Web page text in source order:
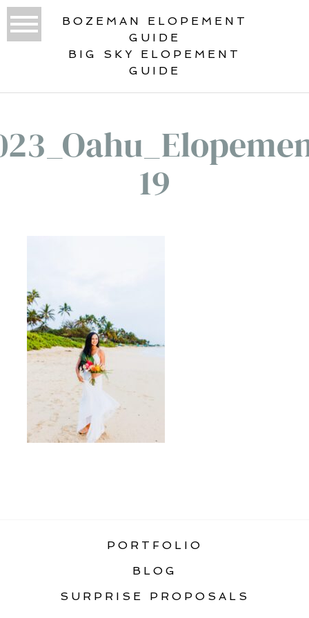
BOZEMAN ELOPEMENT
GUIDE
BIG SKY ELOPEMENT
GUIDE
19
PORTFOLIO
BLOG
SURPRISE PROPOSALS